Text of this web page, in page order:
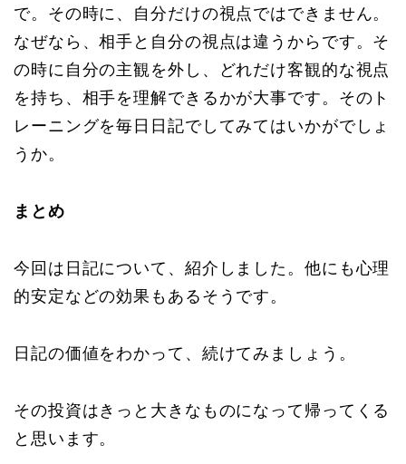
で。その時に、自分だけの視点ではできません。
なぜなら、相手と自分の視点は違うからです。そ
の時に自分の主観を外し、どれだけ客観的な視点
を持ち、相手を理解できるかが大事です。そのト
レーニングを毎日日記でしてみてはいかがでしょ
うか。
まとめ
今回は日記について、紹介しました。他にも心理
的安定などの効果もあるそうです。
日記の価値をわかって、続けてみましょう。
その投資はきっと大きなものになって帰ってくる
と思います。